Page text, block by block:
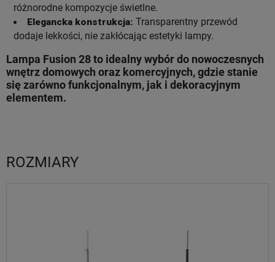
różnorodne kompozycje świetlne.
Elegancka konstrukcja: Transparentny przewód
dodaje lekkości, nie zakłócając estetyki lampy.
Lampa Fusion 28 to idealny wybór do nowoczesnych
wnętrz domowych oraz komercyjnych, gdzie stanie
się zarówno funkcjonalnym, jak i dekoracyjnym
elementem.
ROZMIARY